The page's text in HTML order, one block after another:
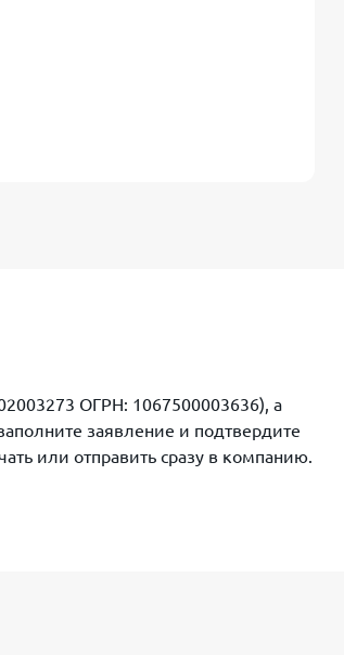
ОГРН: 1067500003636), а
заявление и подтвердите
или отправить сразу в компанию.